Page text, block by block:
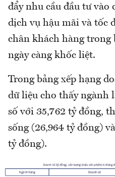
đẩy nhu cầu đầu tư vào
dịch vụ hậu mãi và tốc
chân khách hàng
ngày càng khốc liệt.
Trong bảng xếp hạng
dữ liệu cho thấy ngành
số với 35,762 tỷ đồng,
sống (26,964 tỷ đồng)
tỷ đồng).